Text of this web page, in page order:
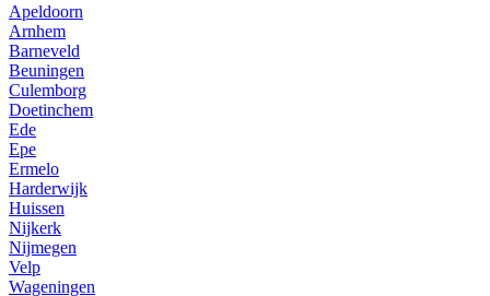
Apeldoorn
Arnhem
Barneveld
Beuningen
Culemborg
Doetinchem
Ede
Epe
Ermelo
Harderwijk
Huissen
Nijkerk
Nijmegen
Velp
Wageningen